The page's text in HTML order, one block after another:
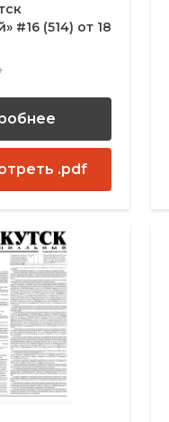
#16 (514) от 18
.pdf